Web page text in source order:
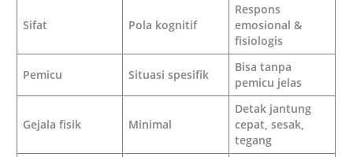
Sifat Pola kognitif
Respons
emosional &
fisiologis
Pemicu Situasi spesifik
Bisa tanpa
pemicu jelas
Gejala fisik Minimal
Detak jantung
cepat, sesak,
tegang